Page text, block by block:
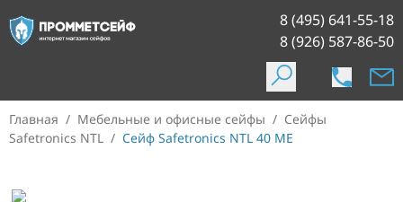
8 (495) 641-55-18
8 (926) 587-86-50
Главная / Мебельные и офисные сейфы / Сейфы
Safetronics NTL / Сейф Safetronics NTL 40 ME